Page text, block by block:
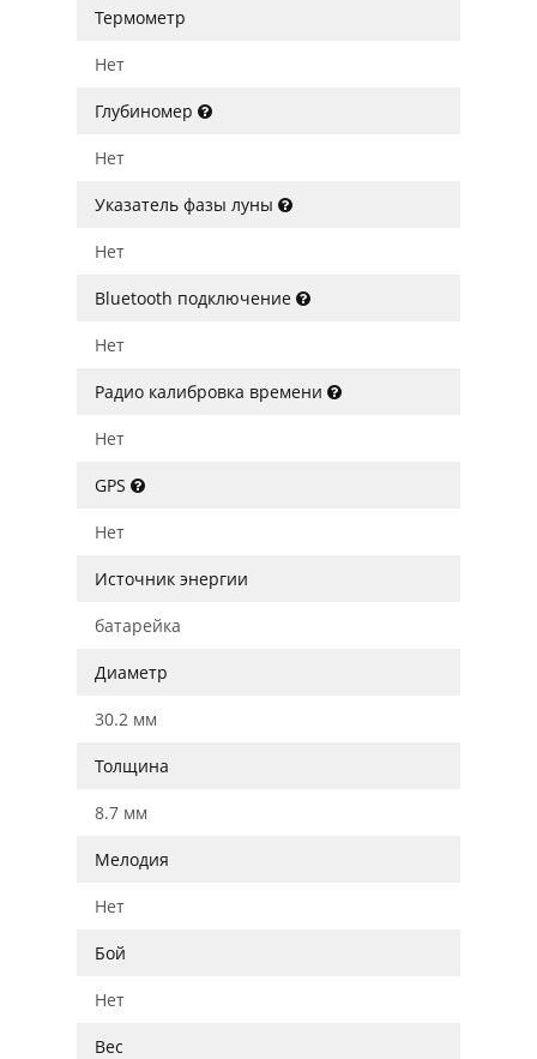
Термометр
Нет
Глубиномер
Нет
Указатель фазы луны
Нет
Bluetooth подключение
Нет
Радио калибровка времени
Нет
GPS
Нет
Источник энергии
батарейка
Диаметр
30.2 мм
Толщина
8.7 мм
Мелодия
Нет
Бой
Нет
Вес